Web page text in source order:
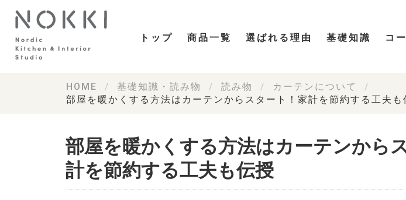
トップ 商品一覧 選ばれる理由 基礎知識 コ
HOME 基礎知識・読み物 読み物
カーテンについて
部屋を暖かくする方法はカーテンからスタート！家計を節約する工夫も
部屋を暖かくする方法はカーテンから
計を節約する工夫も伝授